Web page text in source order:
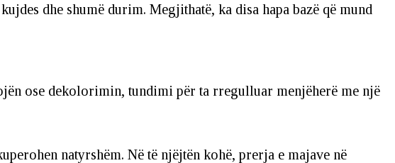
dhe shumë durim. Megjithatë, ka disa hapa bazë që mund
ose dekolorimin, tundimi për ta rregulluar menjëherë me një
natyrshëm. Në të njëjtën kohë, prerja e majave në